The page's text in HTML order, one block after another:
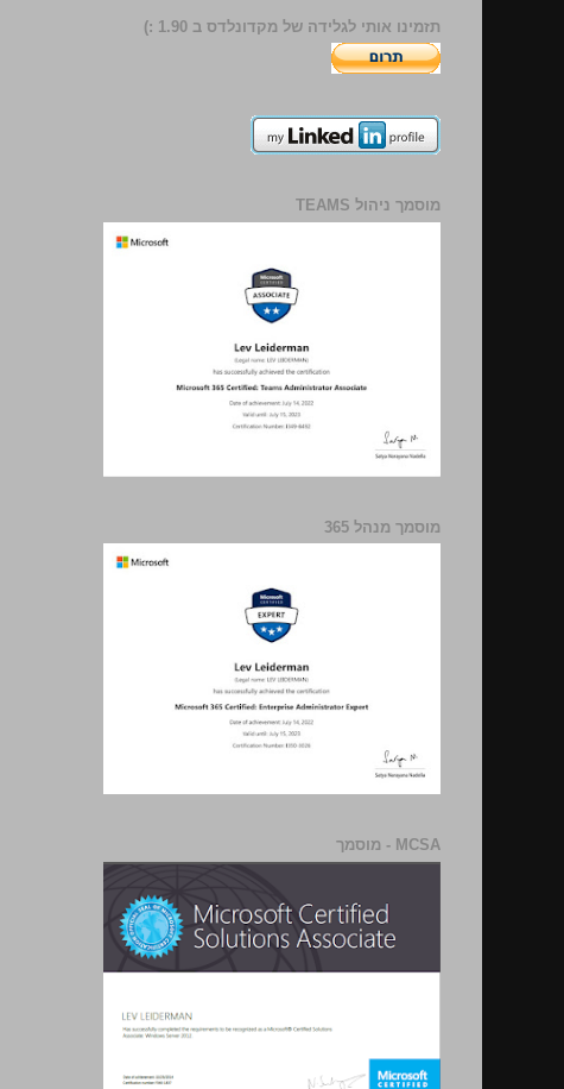
תזמינו אותי לגלידה של מקדונלדס ב 1.90 :)
מוסמך ניהול TEAMS
מוסמך מנהל 365
MCSA - מוסמך